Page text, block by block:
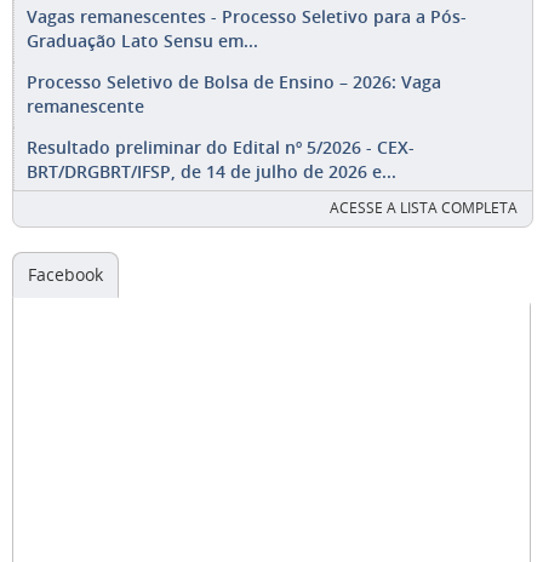
Vagas remanescentes - Processo Seletivo para a Pós-
Graduação Lato Sensu em...
Processo Seletivo de Bolsa de Ensino – 2026: Vaga
remanescente
Resultado preliminar do Edital nº 5/2026 - CEX-
BRT/DRGBRT/IFSP, de 14 de julho de 2026 e...
ACESSE A LISTA COMPLETA
Facebook